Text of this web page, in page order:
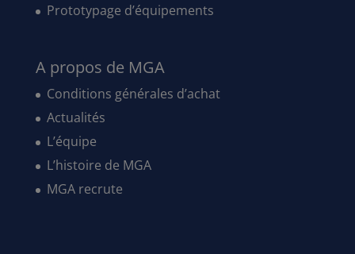
Prototypage d’équipements
A propos de MGA
Conditions générales d’achat
Actualités
L’équipe
L’histoire de MGA
MGA recrute